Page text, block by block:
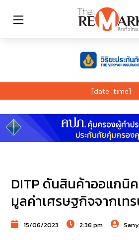
[date_time]
DITP ดันสินค้าออแกนิ
มูลค่าเศรษฐกิจจากเท
15/06/2023 2:36 pm